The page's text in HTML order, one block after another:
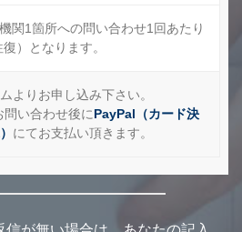
関1箇所への問い合わせ1回あたり
復）となります。
よりお申し込み下さい。
問い合わせ後にPayPal（カード決
にてお支払い頂きます。